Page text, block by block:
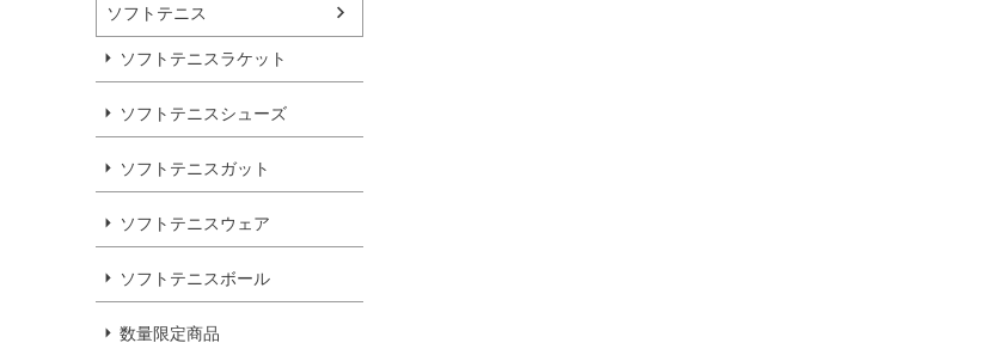
ソフトテニス
ソフトテニスラケット
ソフトテニスシューズ
ソフトテニスガット
ソフトテニスウェア
ソフトテニスボール
数量限定商品